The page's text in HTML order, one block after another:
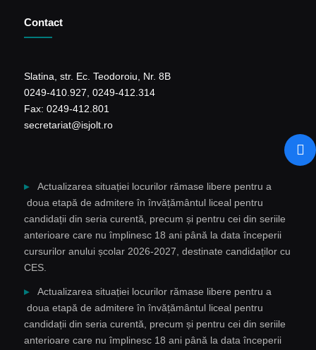
Contact
Slatina, str. Ec. Teodoroiu, Nr. 8B
0249-410.927, 0249-412.314
Fax: 0249-412.801
secretariat@isjolt.ro
Actualizarea situației locurilor rămase libere pentru a
doua etapă de admitere în învățământul liceal pentru
candidații din seria curentă, precum și pentru cei din seriile
anterioare care nu împlinesc 18 ani până la data începerii
cursurilor anului școlar 2026-2027, destinate candidaților cu
CES.
Actualizarea situației locurilor rămase libere pentru a
doua etapă de admitere în învățământul liceal pentru
candidații din seria curentă, precum și pentru cei din seriile
anterioare care nu împlinesc 18 ani până la data începerii